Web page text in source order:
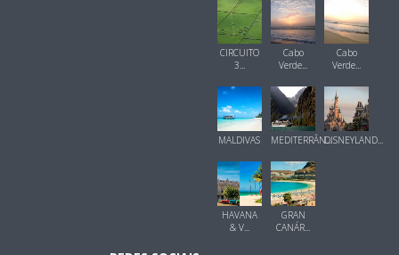
CIRCUITO
3...
Cabo
Verde...
Cabo
Verde...
MALDIVAS MEDITERRÂN...DISNEYLAND...
HAVANA
& V...
GRAN
CANÁR...